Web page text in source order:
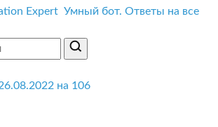
Expert Умный бот. Ответы на все
на 106